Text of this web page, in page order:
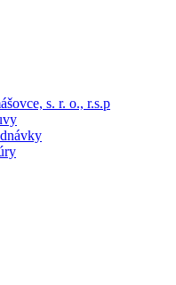
s. r. o., r.s.p